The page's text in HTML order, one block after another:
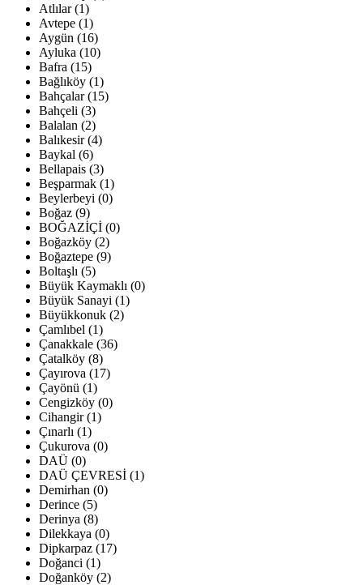
Atlılar (1)
Avtepe (1)
Aygün (16)
Ayluka (10)
Bafra (15)
Bağlıköy (1)
Bahçalar (15)
Bahçeli (3)
Balalan (2)
Balıkesir (4)
Baykal (6)
Bellapais (3)
Beşparmak (1)
Beylerbeyi (0)
Boğaz (9)
BOĞAZİÇİ (0)
Boğazköy (2)
Boğaztepe (9)
Boltaşlı (5)
Büyük Kaymaklı (0)
Büyük Sanayi (1)
Büyükkonuk (2)
Çamlıbel (1)
Çanakkale (36)
Çatalköy (8)
Çayırova (17)
Çayönü (1)
Cengizköy (0)
Cihangir (1)
Çınarlı (1)
Çukurova (0)
DAÜ (0)
DAÜ ÇEVRESİ (1)
Demirhan (0)
Derince (5)
Derinya (8)
Dilekkaya (0)
Dipkarpaz (17)
Doğanci (1)
Doğanköy (2)